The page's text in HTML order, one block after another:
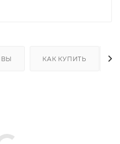
КАК КУПИТЬ